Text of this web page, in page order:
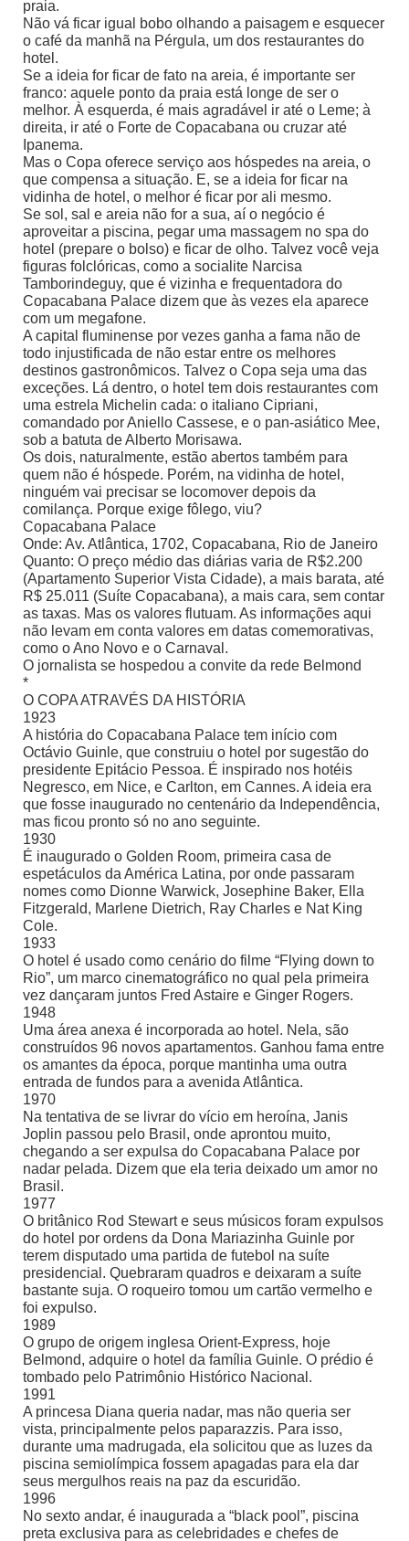
praia.
Não vá ficar igual bobo olhando a paisagem e esquecer
o café da manhã na Pérgula, um dos restaurantes do
hotel.
Se a ideia for ficar de fato na areia, é importante ser
franco: aquele ponto da praia está longe de ser o
melhor. À esquerda, é mais agradável ir até o Leme; à
direita, ir até o Forte de Copacabana ou cruzar até
Ipanema.
Mas o Copa oferece serviço aos hóspedes na areia, o
que compensa a situação. E, se a ideia for ficar na
vidinha de hotel, o melhor é ficar por ali mesmo.
Se sol, sal e areia não for a sua, aí o negócio é
aproveitar a piscina, pegar uma massagem no spa do
hotel (prepare o bolso) e ficar de olho. Talvez você veja
figuras folclóricas, como a socialite Narcisa
Tamborindeguy, que é vizinha e frequentadora do
Copacabana Palace dizem que às vezes ela aparece
com um megafone.
A capital fluminense por vezes ganha a fama não de
todo injustificada de não estar entre os melhores
destinos gastronômicos. Talvez o Copa seja uma das
exceções. Lá dentro, o hotel tem dois restaurantes com
uma estrela Michelin cada: o italiano Cipriani,
comandado por Aniello Cassese, e o pan-asiático Mee,
sob a batuta de Alberto Morisawa.
Os dois, naturalmente, estão abertos também para
quem não é hóspede. Porém, na vidinha de hotel,
ninguém vai precisar se locomover depois da
comilança. Porque exige fôlego, viu?
Copacabana Palace
Onde: Av. Atlântica, 1702, Copacabana, Rio de Janeiro
Quanto: O preço médio das diárias varia de R$2.200
(Apartamento Superior Vista Cidade), a mais barata, até
R$ 25.011 (Suíte Copacabana), a mais cara, sem contar
as taxas. Mas os valores flutuam. As informações aqui
não levam em conta valores em datas comemorativas,
como o Ano Novo e o Carnaval.
O jornalista se hospedou a convite da rede Belmond
*
O COPA ATRAVÉS DA HISTÓRIA
1923
A história do Copacabana Palace tem início com
Octávio Guinle, que construiu o hotel por sugestão do
presidente Epitácio Pessoa. É inspirado nos hotéis
Negresco, em Nice, e Carlton, em Cannes. A ideia era
que fosse inaugurado no centenário da Independência,
mas ficou pronto só no ano seguinte.
1930
É inaugurado o Golden Room, primeira casa de
espetáculos da América Latina, por onde passaram
nomes como Dionne Warwick, Josephine Baker, Ella
Fitzgerald, Marlene Dietrich, Ray Charles e Nat King
Cole.
1933
O hotel é usado como cenário do filme “Flying down to
Rio”, um marco cinematográfico no qual pela primeira
vez dançaram juntos Fred Astaire e Ginger Rogers.
1948
Uma área anexa é incorporada ao hotel. Nela, são
construídos 96 novos apartamentos. Ganhou fama entre
os amantes da época, porque mantinha uma outra
entrada de fundos para a avenida Atlântica.
1970
Na tentativa de se livrar do vício em heroína, Janis
Joplin passou pelo Brasil, onde aprontou muito,
chegando a ser expulsa do Copacabana Palace por
nadar pelada. Dizem que ela teria deixado um amor no
Brasil.
1977
O britânico Rod Stewart e seus músicos foram expulsos
do hotel por ordens da Dona Mariazinha Guinle por
terem disputado uma partida de futebol na suíte
presidencial. Quebraram quadros e deixaram a suíte
bastante suja. O roqueiro tomou um cartão vermelho e
foi expulso.
1989
O grupo de origem inglesa Orient-Express, hoje
Belmond, adquire o hotel da família Guinle. O prédio é
tombado pelo Patrimônio Histórico Nacional.
1991
A princesa Diana queria nadar, mas não queria ser
vista, principalmente pelos paparazzis. Para isso,
durante uma madrugada, ela solicitou que as luzes da
piscina semiolímpica fossem apagadas para ela dar
seus mergulhos reais na paz da escuridão.
1996
No sexto andar, é inaugurada a “black pool”, piscina
preta exclusiva para as celebridades e chefes de